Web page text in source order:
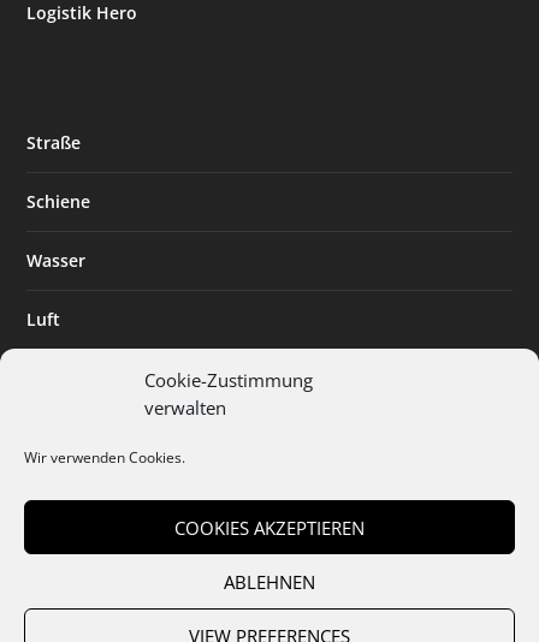
Cookie-Zustimmung
verwalten
Wir verwenden Cookies.
COOKIES AKZEPTIEREN
ABLEHNEN
VIEW PREFERENCES
Logistik Hero
Straße
Schiene
Wasser
Luft
Digitalisierung
Mediadaten Cookies Datenschutz